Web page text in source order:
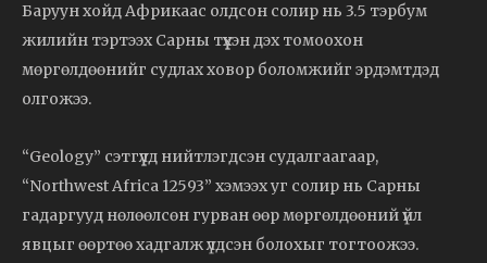
Баруун хойд Африкаас олдсон солир нь 3.5 тэрбум
жилийн тэртээх Сарны түүхэн дэх томоохон
мөргөлдөөнийг судлах ховор боломжийг эрдэмтдэд
олгожээ.
“Geology” сэтгүүлд нийтлэгдсэн судалгаагаар,
“Northwest Africa 12593” хэмээх уг солир нь Сарны
гадаргууд нөлөөлсөн гурван өөр мөргөлдөөний үйл
явцыг өөртөө хадгалж үлдсэн болохыг тогтоожээ.